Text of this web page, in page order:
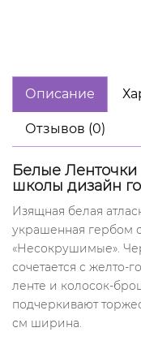
Описание
Отзывов (0)
Белые
школы дизайн
Изящная белая
украшенная гербом
«Несокрушимые».
сочетается с желто-
ленте и колосок-
подчеркивают
см ширина.